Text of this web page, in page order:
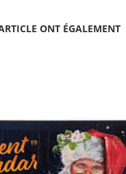
ONT ÉGALEMENT